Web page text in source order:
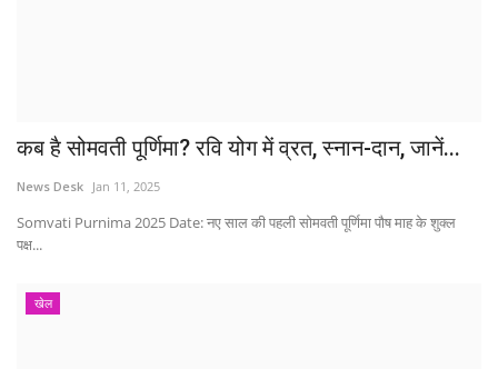
कब है सोमवती पूर्णिमा? रवि योग में व्रत, स्नान-दान, जानें...
News Desk Jan 11, 2025
Somvati Purnima 2025 Date: नए साल की पहली सोमवती पूर्णिमा पौष माह के शुक्ल
पक्ष...
खेल